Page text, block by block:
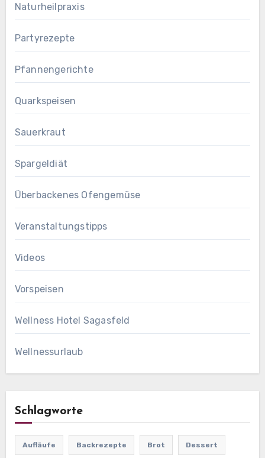
Naturheilpraxis
Partyrezepte
Pfannengerichte
Quarkspeisen
Sauerkraut
Spargeldiät
Überbackenes Ofengemüse
Veranstaltungstipps
Videos
Vorspeisen
Wellness Hotel Sagasfeld
Wellnessurlaub
Schlagworte
Aufläufe Backrezepte Brot Dessert